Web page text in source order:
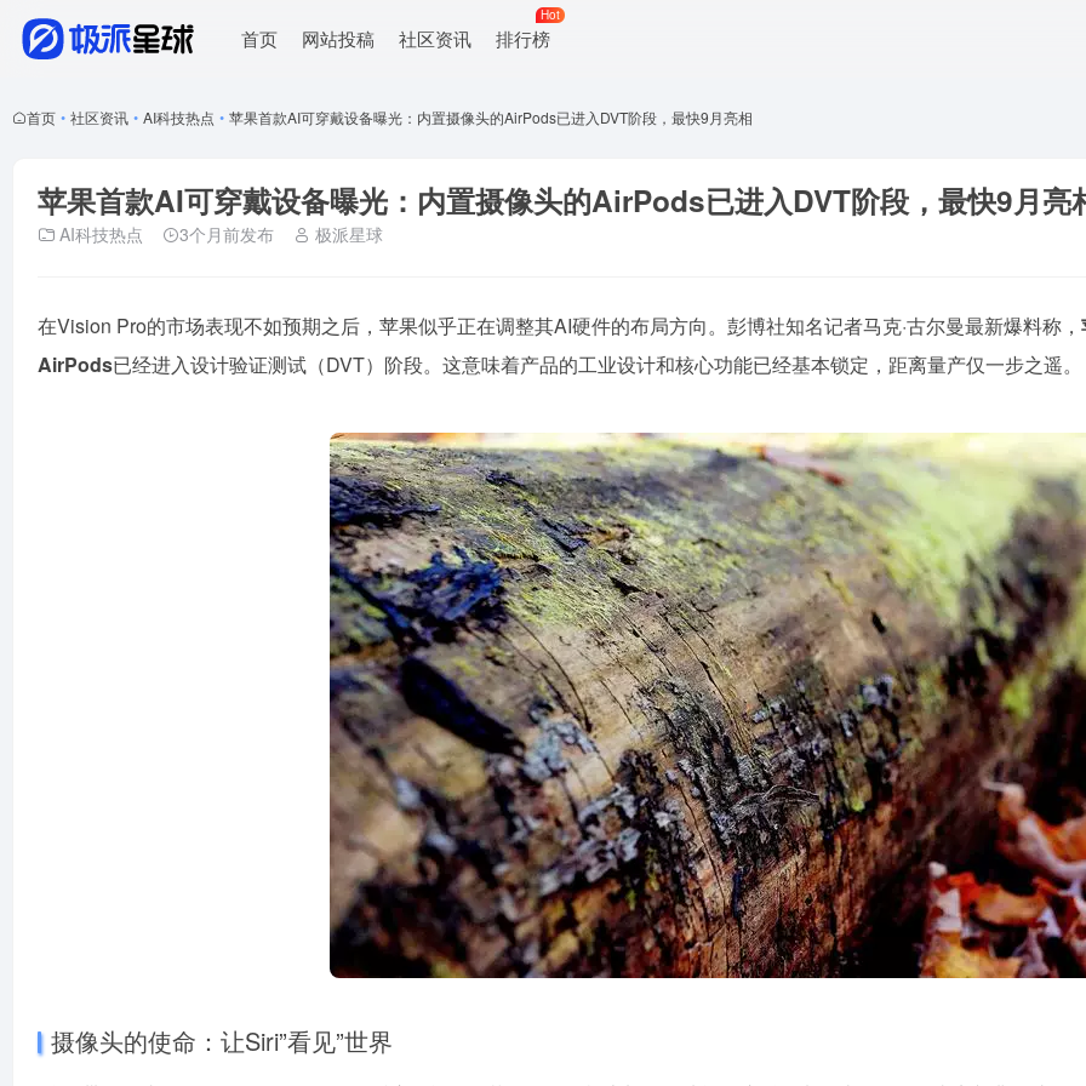
首页 网站投稿 社区资讯 排行榜
Hot
首页 • 社区资讯 • AI科技热点 • 苹果首款AI可穿戴设备曝光：内置摄像头的AirPods已进入DVT阶段，最快9月亮相
苹果首款AI可穿戴设备曝光：内置摄像头的AirPods已进入DVT阶段，最快9月亮
AI科技热点 3个月前发布 极派星球
在Vision Pro的市场表现不如预期之后，苹果似乎正在调整其AI硬件的布局方向。彭博社知名记者马克·古尔曼最新爆料称，
AirPods已经进入设计验证测试（DVT）阶段。这意味着产品的工业设计和核心功能已经基本锁定，距离量产仅一步之遥。
摄像头的使命：让Siri”看见”世界